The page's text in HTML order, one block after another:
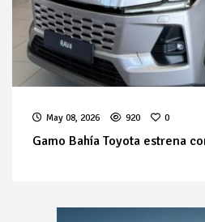
May 08, 2026 920 0
Gamo Bahía Toyota estrena